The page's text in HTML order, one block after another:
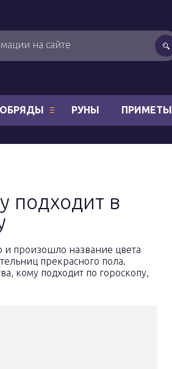
ОБРЯДЫ РУНЫ ПРИМЕТЫ
подходит в
и произошло название цвета
прекрасного пола.
кому подходит по гороскопу,